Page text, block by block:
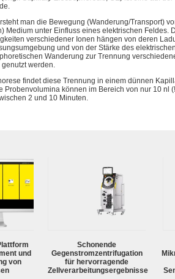
man die Bewegung (Wanderung/Transport)
Medium unter Einfluss eines elektrischen Feldes.
verschiedener Ionen hängen von deren
und von der Stärke des
Wanderung zur Trennung
werden.
findet diese Trennung in einem dünnen
Probenvolumina können im Bereich von nur 10 nl
2 und 10 Minuten.
und
von
Schonende
Gegenstromzentrifugation
für hervorragende
Zellverarbeitungsergebnisse